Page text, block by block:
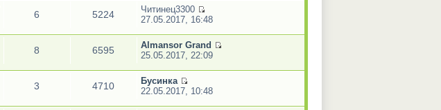
6 5224
Читинец3300
27.05.2017, 16:48
8 6595
Almansor Grand
25.05.2017, 22:09
3 4710
Бусинка
22.05.2017, 10:48